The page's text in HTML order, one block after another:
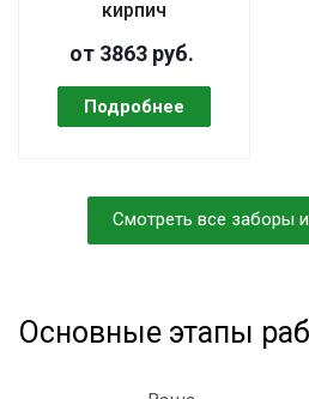
кирпич
от 3863 руб.
Смотреть все заборы
Основные этапы